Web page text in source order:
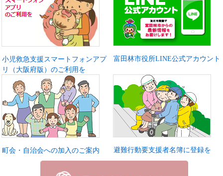
小児救急支援スマートフォンアプ
リ（大阪府版）のご利用を
富田林市役所LINE公式アカウント
町会・自治会への加入のご案内 避難行動要支援者名簿に登録を